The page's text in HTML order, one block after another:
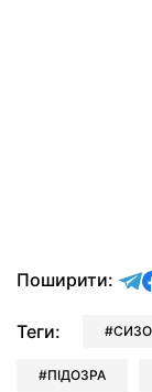
Поширити:
Теги: СИЗО
ПІДОЗРА